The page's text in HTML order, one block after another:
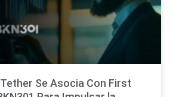
Se Asocia Con First